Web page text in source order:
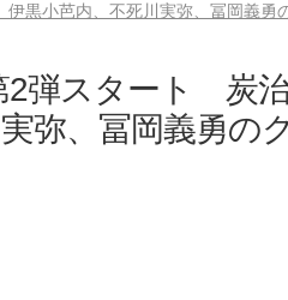
黒小芭内、不死川実弥、冨岡義勇
2弾スタート 炭
弥、冨岡義勇の